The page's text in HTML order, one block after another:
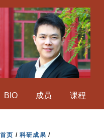
BIO 成员 课程
首页 / 科研成果 /